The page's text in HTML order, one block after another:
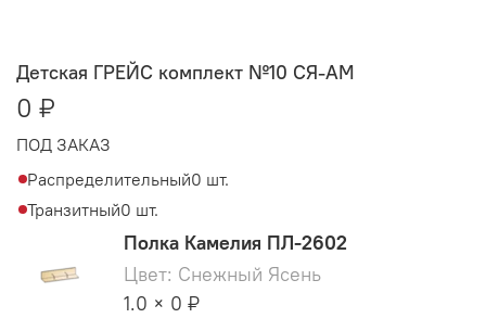
Детская ГРЕЙС комплект №10 СЯ-АМ
0 ₽
ПОД ЗАКАЗ
Распределительный0 шт.
Транзитный0 шт.
Полка Камелия ПЛ-2602
Цвет: Снежный Ясень
1.0 × 0 ₽